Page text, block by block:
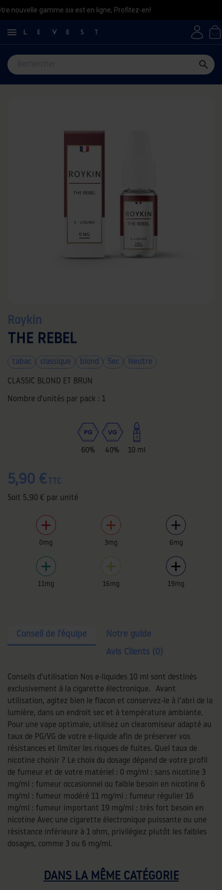
gamme six est en ligne, Profitez-en!

search
Roykin
THE REBEL
tabac classique blond Sec Neutre
CLASSIC BLOND ET BRUN
Nombre d'unités par pack : 1
60% 40% 10 ml
5,90 € TTC
Soit 5,90 € par unité
0mg 3mg 6mg
11mg 16mg 19mg
Conseil de l'équipe
Notre guide
Avis Clients (0)
Conseils d’utilisation Nos e-liquides 10 ml sont destinés
exclusivement à la cigarette électronique. Avant
utilisation, agitez bien le flacon et conservez-le à l’abri de la
lumière, dans un endroit sec et à température ambiante.
Pour une vape optimale, utilisez un clearomiseur adapté au
taux de PG/VG de votre e-liquide afin de préserver vos
résistances et limiter les risques de fuites. Quel taux de
nicotine choisir ? Le choix du dosage dépend de votre profil
de fumeur et de votre matériel : 0 mg/ml : sans nicotine 3
mg/ml : fumeur occasionnel ou faible besoin en nicotine 6
mg/ml : fumeur modéré 11 mg/ml : fumeur régulier 16
mg/ml : fumeur important 19 mg/ml : très fort besoin en
nicotine Avec une cigarette électronique puissante ou une
résistance inférieure à 1 ohm, privilégiez plutôt les faibles
dosages, comme 3 ou 6 mg/ml.
DANS LA MÊME CATÉGORIE